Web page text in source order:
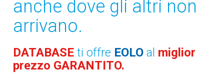
anche dove gli altri non
arrivano.
DATABASEti offre EOLO al miglior
prezzo GARANTITO.